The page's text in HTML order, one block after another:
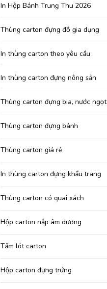
In Hộp Bánh Trung Thu 2026
Thùng carton đựng đồ gia dụng
In thùng carton theo yêu cầu
In thùng carton đựng nông sản
Thùng carton đựng bia, nước ngọt
Thùng carton đựng bánh
Thùng carton giá rẻ
In thùng carton đựng khẩu trang
Thùng carton có quai xách
Hộp carton nắp âm dương
Tấm lót carton
Hộp carton đựng trứng